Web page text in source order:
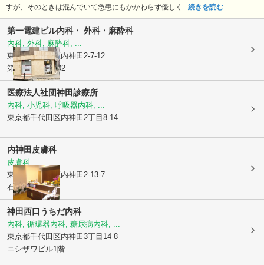
すが、そのときは混んでいて急患にもかかわらず優しく...続きを読む
第一電建ビル内科・ 外科・麻酔科
内科, 外科, 麻酔科, ...
東京都千代田区内神田2-7-12
第一電建ビル102
医療法人社団神田診療所
内科, 小児科, 呼吸器内科, ...
東京都千代田区内神田2丁目8-14
内神田皮膚科
皮膚科
東京都千代田区内神田2-13-7
石原ビル1階
神田西口うちだ内科
内科, 循環器内科, 糖尿病内科, ...
東京都千代田区内神田3丁目14-8
ニシザワビル1階